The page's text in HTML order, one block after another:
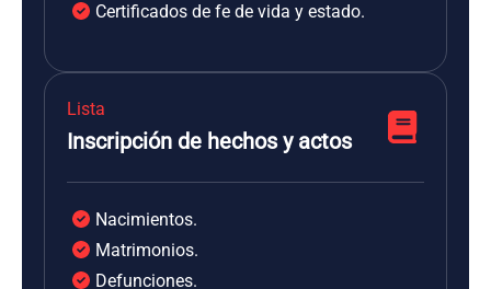
Certificados de fe de vida y estado.
Lista
Inscripción de hechos y actos
Nacimientos.
Matrimonios.
Defunciones.